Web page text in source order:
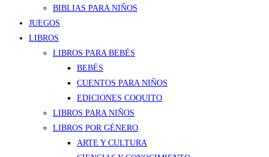
BIBLIAS PARA NIÑOS
JUEGOS
LIBROS
LIBROS PARA BEBÉS
BEBÉS
CUENTOS PARA NIÑOS
EDICIONES COQUITO
LIBROS PARA NIÑOS
LIBROS POR GÉNERO
ARTE Y CULTURA